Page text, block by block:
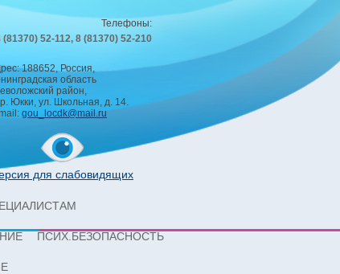
для слабовидящих
Телефоны:
(81370) 52-112, 8 (81370) 52-210
188652, Россия,
область
район,
Юкки, ул. Школьная, д. 14.
gou_locdk@mail.ru
ПСИХ.БЕЗОПАСНОСТЬ